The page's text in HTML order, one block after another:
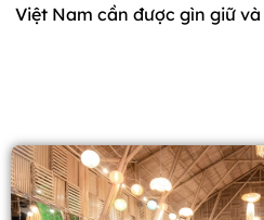
Việt Nam cần được gìn giữ